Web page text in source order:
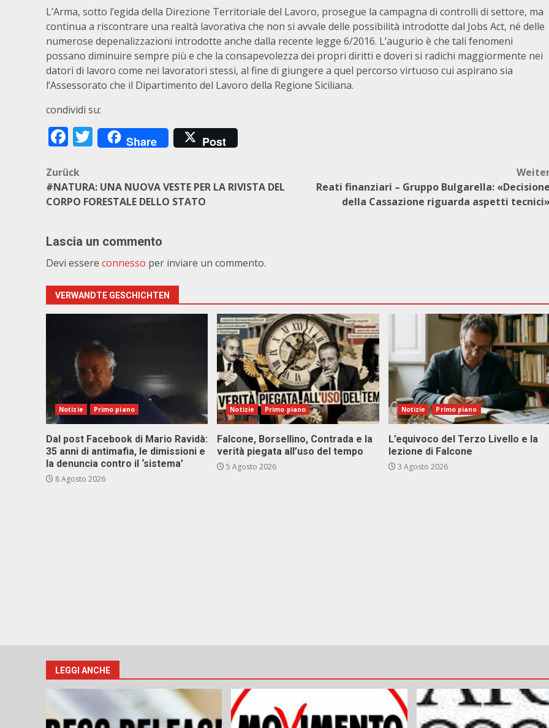
L’Arma, sotto l’egida della Direzione Territoriale del Lavoro, prosegue la campagna di controlli di settore, ma
continua a riscontrare una realtà lavorativa che non si avvale delle possibilità introdotte dal Jobs Act, né delle
numerose depenalizzazioni introdotte anche dalla recente legge 6/2016. L’augurio è che tali fenomeni
possano diminuire sempre più e che la consapevolezza dei propri diritti e doveri si radichi maggiormente nei
datori di lavoro come nei lavoratori stessi, al fine di giungere a quel percorso virtuoso cui aspirano sia
l’Assessorato che il Dipartimento del Lavoro della Regione Siciliana.
condividi su:
Facebook
Twitter
Share Post
Beitragsnavigation
Zurück
#NATURA: UNA NUOVA VESTE PER LA RIVISTA DEL
CORPO FORESTALE DELLO STATO
Reati finanziari – Gruppo Bulgarella:
della Cassazione riguarda aspetti
Lascia un commento
Devi essere connesso per inviare un commento.
VERWANDTE GESCHICHTEN
Notizie Primo piano
Dal post Facebook di Mario Ravidà:
35 anni di antimafia, le dimissioni e
la denuncia contro il ‘sistema’
8 Agosto 2026
Notizie Primo piano
Falcone, Borsellino, Contrada e la
verità piegata all’uso del tempo
5 Agosto 2026
Notizie Primo piano
L’equivoco del Terzo Livello e la
lezione di Falcone
3 Agosto 2026
LEGGI ANCHE